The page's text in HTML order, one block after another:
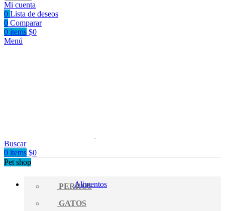
Mi cuenta
0 Lista de deseos
0 Comparar
0 items $0
Menú
Buscar
0 items $0
Pet shop
Alimentos
PERROS
GATOS